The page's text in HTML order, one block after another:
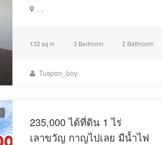
, ,
132 sq m 3 Bedroom 2 Bathroom
Tuspon_boy
235,000 ได้ที่ดิน 1 ไร่
เลาขวัญ กาญไปเลย มีน้ำไฟ